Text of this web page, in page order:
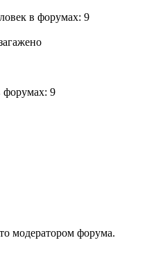
модератором форума.